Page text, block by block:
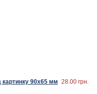
90х65 мм 28.00 грн.